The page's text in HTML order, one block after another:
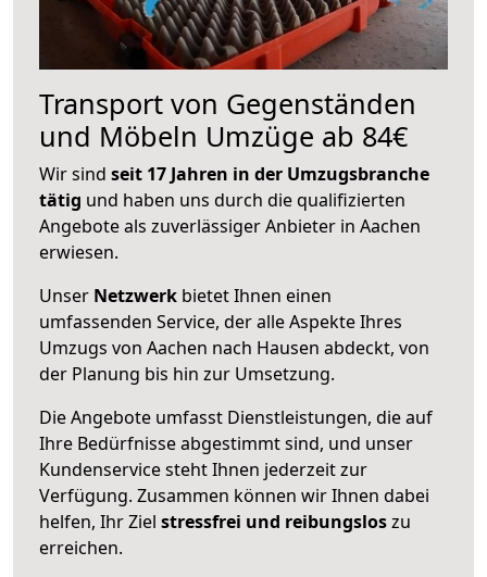
Transport von Gegenständen
und Möbeln Umzüge ab 84€
Wir sind seit 17 Jahren in der Umzugsbranche
tätig und haben uns durch die qualifizierten
Angebote als zuverlässiger Anbieter in Aachen
erwiesen.
Unser Netzwerk bietet Ihnen einen
umfassenden Service, der alle Aspekte Ihres
Umzugs von Aachen nach Hausen abdeckt, von
der Planung bis hin zur Umsetzung.
Die Angebote umfasst Dienstleistungen, die auf
Ihre Bedürfnisse abgestimmt sind, und unser
Kundenservice steht Ihnen jederzeit zur
Verfügung. Zusammen können wir Ihnen dabei
helfen, Ihr Ziel stressfrei und reibungsloszu
erreichen.